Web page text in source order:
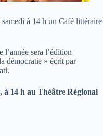
à 14 h un Café littéraire
sera l’édition
démocratie » écrit par
à 14 h au Théâtre Régional